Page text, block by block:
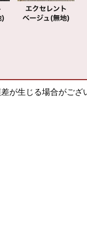
が生じる場合がござ